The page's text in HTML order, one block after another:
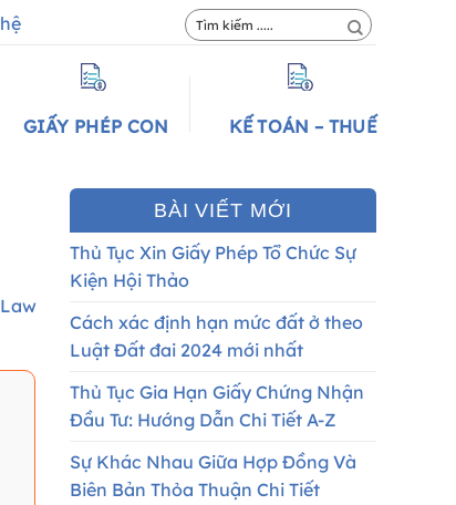
GIẤY PHÉP CON KẾ TOÁN – THUẾ
BÀI VIẾT MỚI
Thủ Tục Xin Giấy Phép Tổ Chức Sự
Kiện Hội Thảo
Cách xác định hạn mức đất ở theo
Luật Đất đai 2024 mới nhất
Thủ Tục Gia Hạn Giấy Chứng Nhận
Đầu Tư: Hướng Dẫn Chi Tiết A-Z
Sự Khác Nhau Giữa Hợp Đồng Và
Biên Bản Thỏa Thuận Chi Tiết